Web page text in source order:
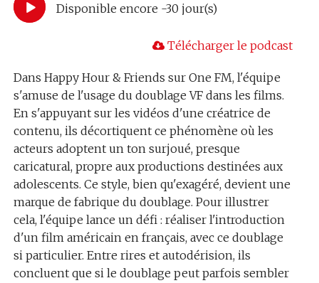
Disponible encore -30 jour(s)
Télécharger le podcast
Dans Happy Hour & Friends sur One FM, l'équipe
s'amuse de l'usage du doublage VF dans les films.
En s'appuyant sur les vidéos d'une créatrice de
contenu, ils décortiquent ce phénomène où les
acteurs adoptent un ton surjoué, presque
caricatural, propre aux productions destinées aux
adolescents. Ce style, bien qu'exagéré, devient une
marque de fabrique du doublage. Pour illustrer
cela, l'équipe lance un défi : réaliser l'introduction
d'un film américain en français, avec ce doublage
si particulier. Entre rires et autodérision, ils
concluent que si le doublage peut parfois sembler